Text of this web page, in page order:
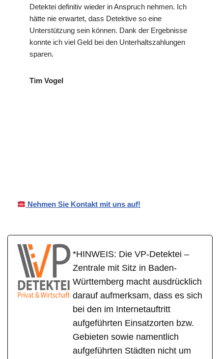
Detektei definitiv wieder in Anspruch nehmen. Ich
hätte nie erwartet, dass Detektive so eine
Unterstützung sein können. Dank der Ergebnisse
konnte ich viel Geld bei den Unterhaltszahlungen
sparen.
Tim Vogel
Nehmen Sie Kontakt mit uns auf!
*HINWEIS: Die VP-Detektei –
Zentrale mit Sitz in Baden-
Württemberg macht ausdrücklich
darauf aufmerksam, dass es sich
bei den im Internetauftritt
aufgeführten Einsatzorten bzw.
Gebieten sowie namentlich
aufgeführten Städten nicht um